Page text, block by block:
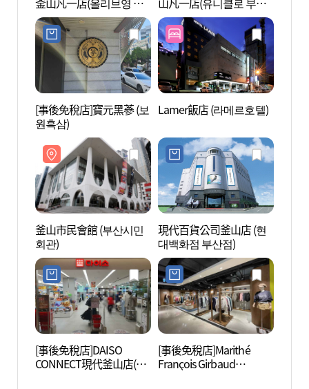
산범일점)
범일점)
[事後免稅店]寶元黑蔘 (보
원흑삼)
Lamer飯店 (라메르호텔)
釜山市民會館 (부산시민
회관)
現代百貨公司釜山店 (현
대백화점 부산점)
[事後免稅店]DAISO
CONNECT現代釜山店(다
[事後免稅店]Marithé
François Girbaud